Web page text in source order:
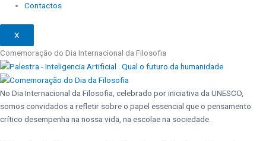
Contactos
X
Comemoração do Dia Internacional da Filosofia
No Dia Internacional da Filosofia, celebrado por iniciativa da UNESCO,
somos convidados arefletir sobre o papel essencial que o pensamento
crítico desempenha na nossa vida, na escolae na sociedade.